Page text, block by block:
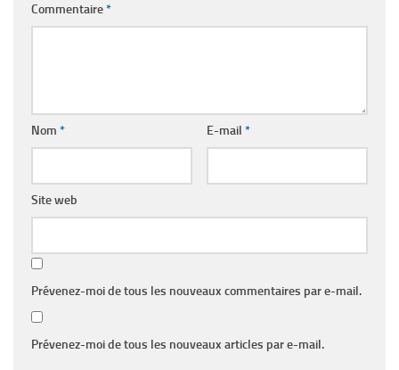
Commentaire*
Nom * E-mail *
Site web
Prévenez-moi de tous les nouveaux commentaires par e-mail.
Prévenez-moi de tous les nouveaux articles par e-mail.